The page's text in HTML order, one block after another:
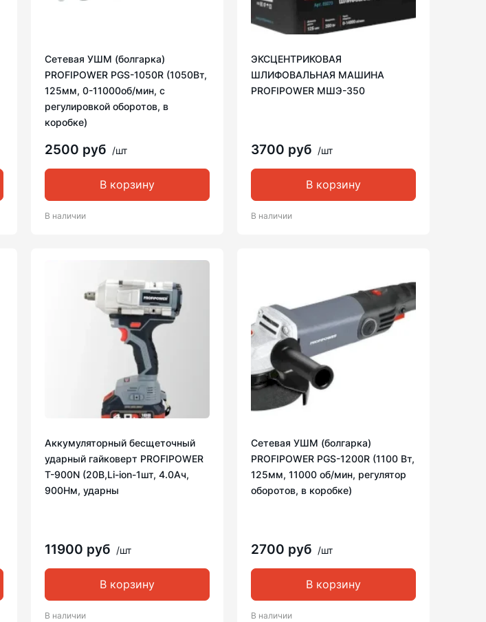
Сетевая УШМ (болгарка)
PROFIPOWER PGS-1050R (1050Вт,
125мм, 0-11000об/мин, с
регулировкой оборотов, в
коробке)
2500 руб /шт
В корзину
В наличии
ЭКСЦЕНТРИКОВАЯ
ШЛИФОВАЛЬНАЯ МАШИНА
PROFIPOWER МШЭ-350
3700 руб /шт
В корзину
В наличии
Аккумуляторный бесщеточный
ударный гайковерт PROFIPOWER
T-900N (20В,Li-ion-1шт, 4.0Ач,
900Нм, ударны
11900 руб /шт
В корзину
В наличии
Сетевая УШМ (болгарка)
PROFIPOWER PGS-1200R (1100 Вт,
125мм, 11000 об/мин, регулятор
оборотов, в коробке)
2700 руб /шт
В корзину
В наличии